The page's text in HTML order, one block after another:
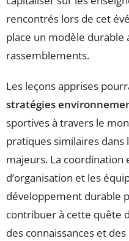
rencontrés lors de cet
place un modèle durable
rassemblements.
Les leçons apprises
stratégies
sportives à travers le
pratiques similaires dans
majeurs. La coordination
d’organisation et les
développement durable
contribuer à cette quête
des connaissances et